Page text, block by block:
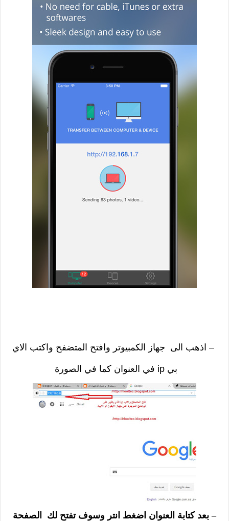
– اذهب الى جهاز الكمبيوتر وافتح المتضفح واكتب الاي
بي ip في العنوان كما في الصورة
– بعد كتابة العنوان اضغط انتر وسوف تفتح لك الصفحة